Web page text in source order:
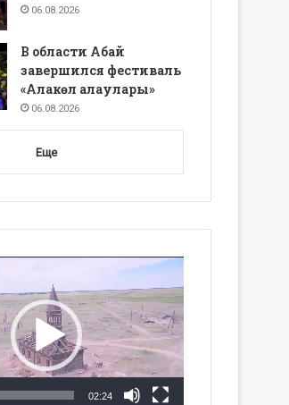
06.08.2026
В области Абай
завершился фестиваль
«Алакөл алаулары»
06.08.2026
Еще
02:24